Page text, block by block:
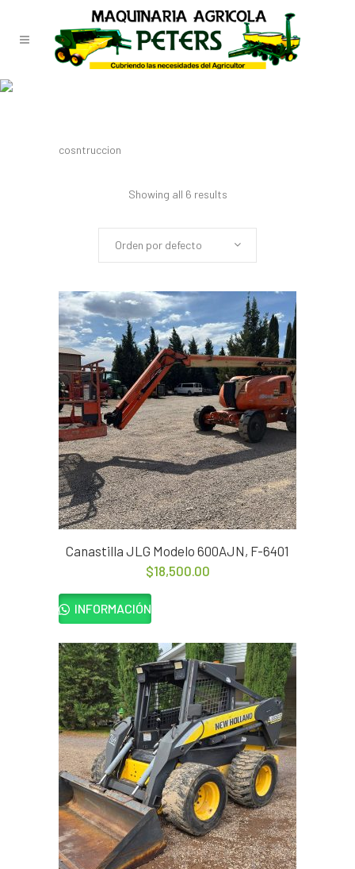
cosntruccion
Showing all 6 results
Orden por defecto
Canastilla JLG Modelo 600AJN, F-6401
$18,500.00
INFORMACIÓN